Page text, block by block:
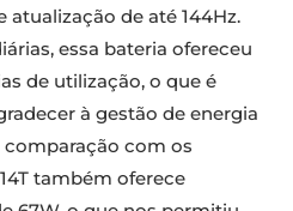
atualização de até 144Hz.
essa bateria ofereceu
de utilização, o que é
à gestão de energia
com os
também oferece